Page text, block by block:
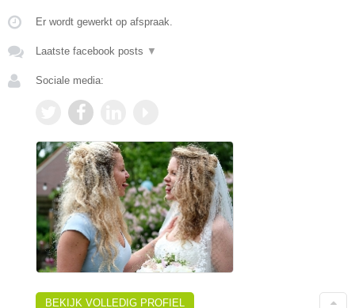
Er wordt gewerkt op afspraak.
Laatste facebook posts ▼
Sociale media:
BEKIJK VOLLEDIG PROFIEL